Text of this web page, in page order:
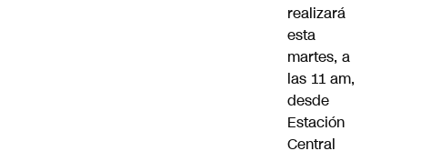
realizará
esta
martes, a
las 11 am,
desde
Estación
Central